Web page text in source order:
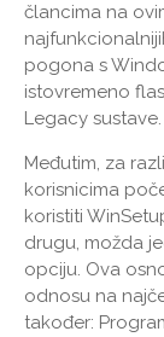
člancima na
pogona s
istovremeno
Legacy sustave.
Međutim, za
korisnicima
koristiti
drugu, možda
opciju. Ova
odnosu na
također: